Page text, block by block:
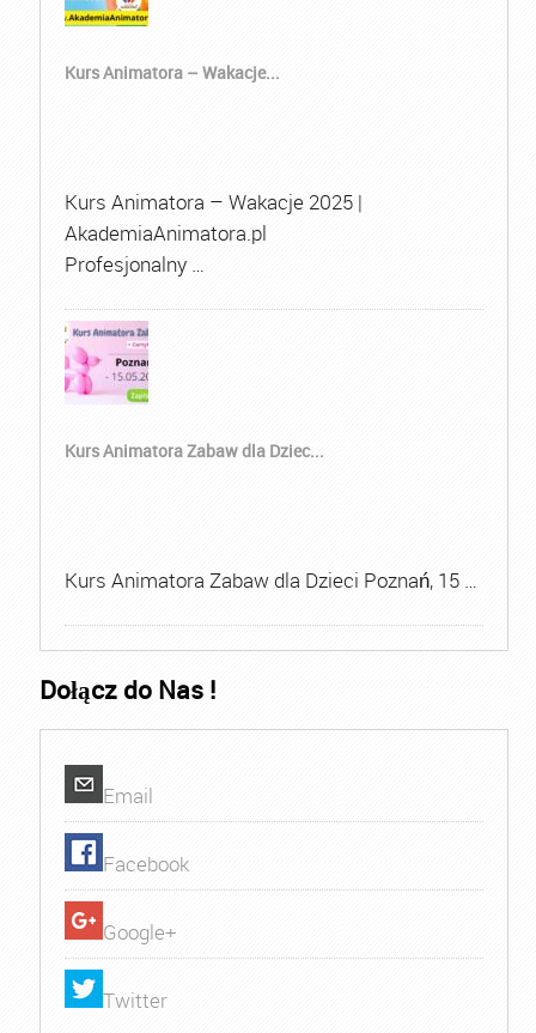
Kurs Animatora – Wakacje...
Kurs Animatora – Wakacje 2025 |
AkademiaAnimatora.pl
Profesjonalny …
Kurs Animatora Zabaw dla Dziec...
Kurs Animatora Zabaw dla Dzieci Poznań, 15 …
Dołącz do Nas !
Email
Facebook
Google+
Twitter